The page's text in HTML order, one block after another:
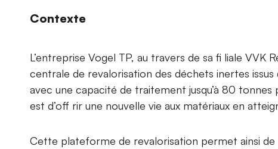
Contexte
L’entreprise Vogel TP, au travers de sa fi liale VVK
centrale de revalorisation des déchets inertes
avec une capacité de traitement jusqu’à 80
est d’off rir une nouvelle vie aux matériaux en
Cette plateforme de revalorisation permet ainsi